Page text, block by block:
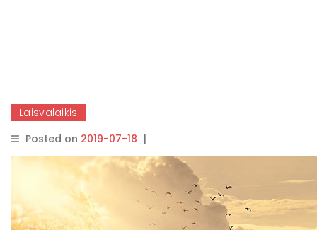
Laisvalaikis
Posted on 2019-07-18 |
rasytojas